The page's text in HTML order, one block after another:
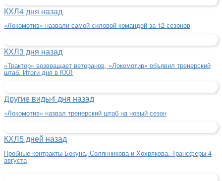
КХЛ4 дня назад
«Локомотив» назвали самой силовой командой за 12 сезонов
КХЛ3 дня назад
«Трактор» возвращает ветеранов, «Локомотив» объявил тренерский
штаб. Итоги дня в КХЛ
Другие виды4 дня назад
«Локомотив» назвал тренерский штаб на новый сезон
КХЛ5 дней назад
Пробные контракты Бокуна, Солянникова и Хохрякова. Трансферы 4
августа